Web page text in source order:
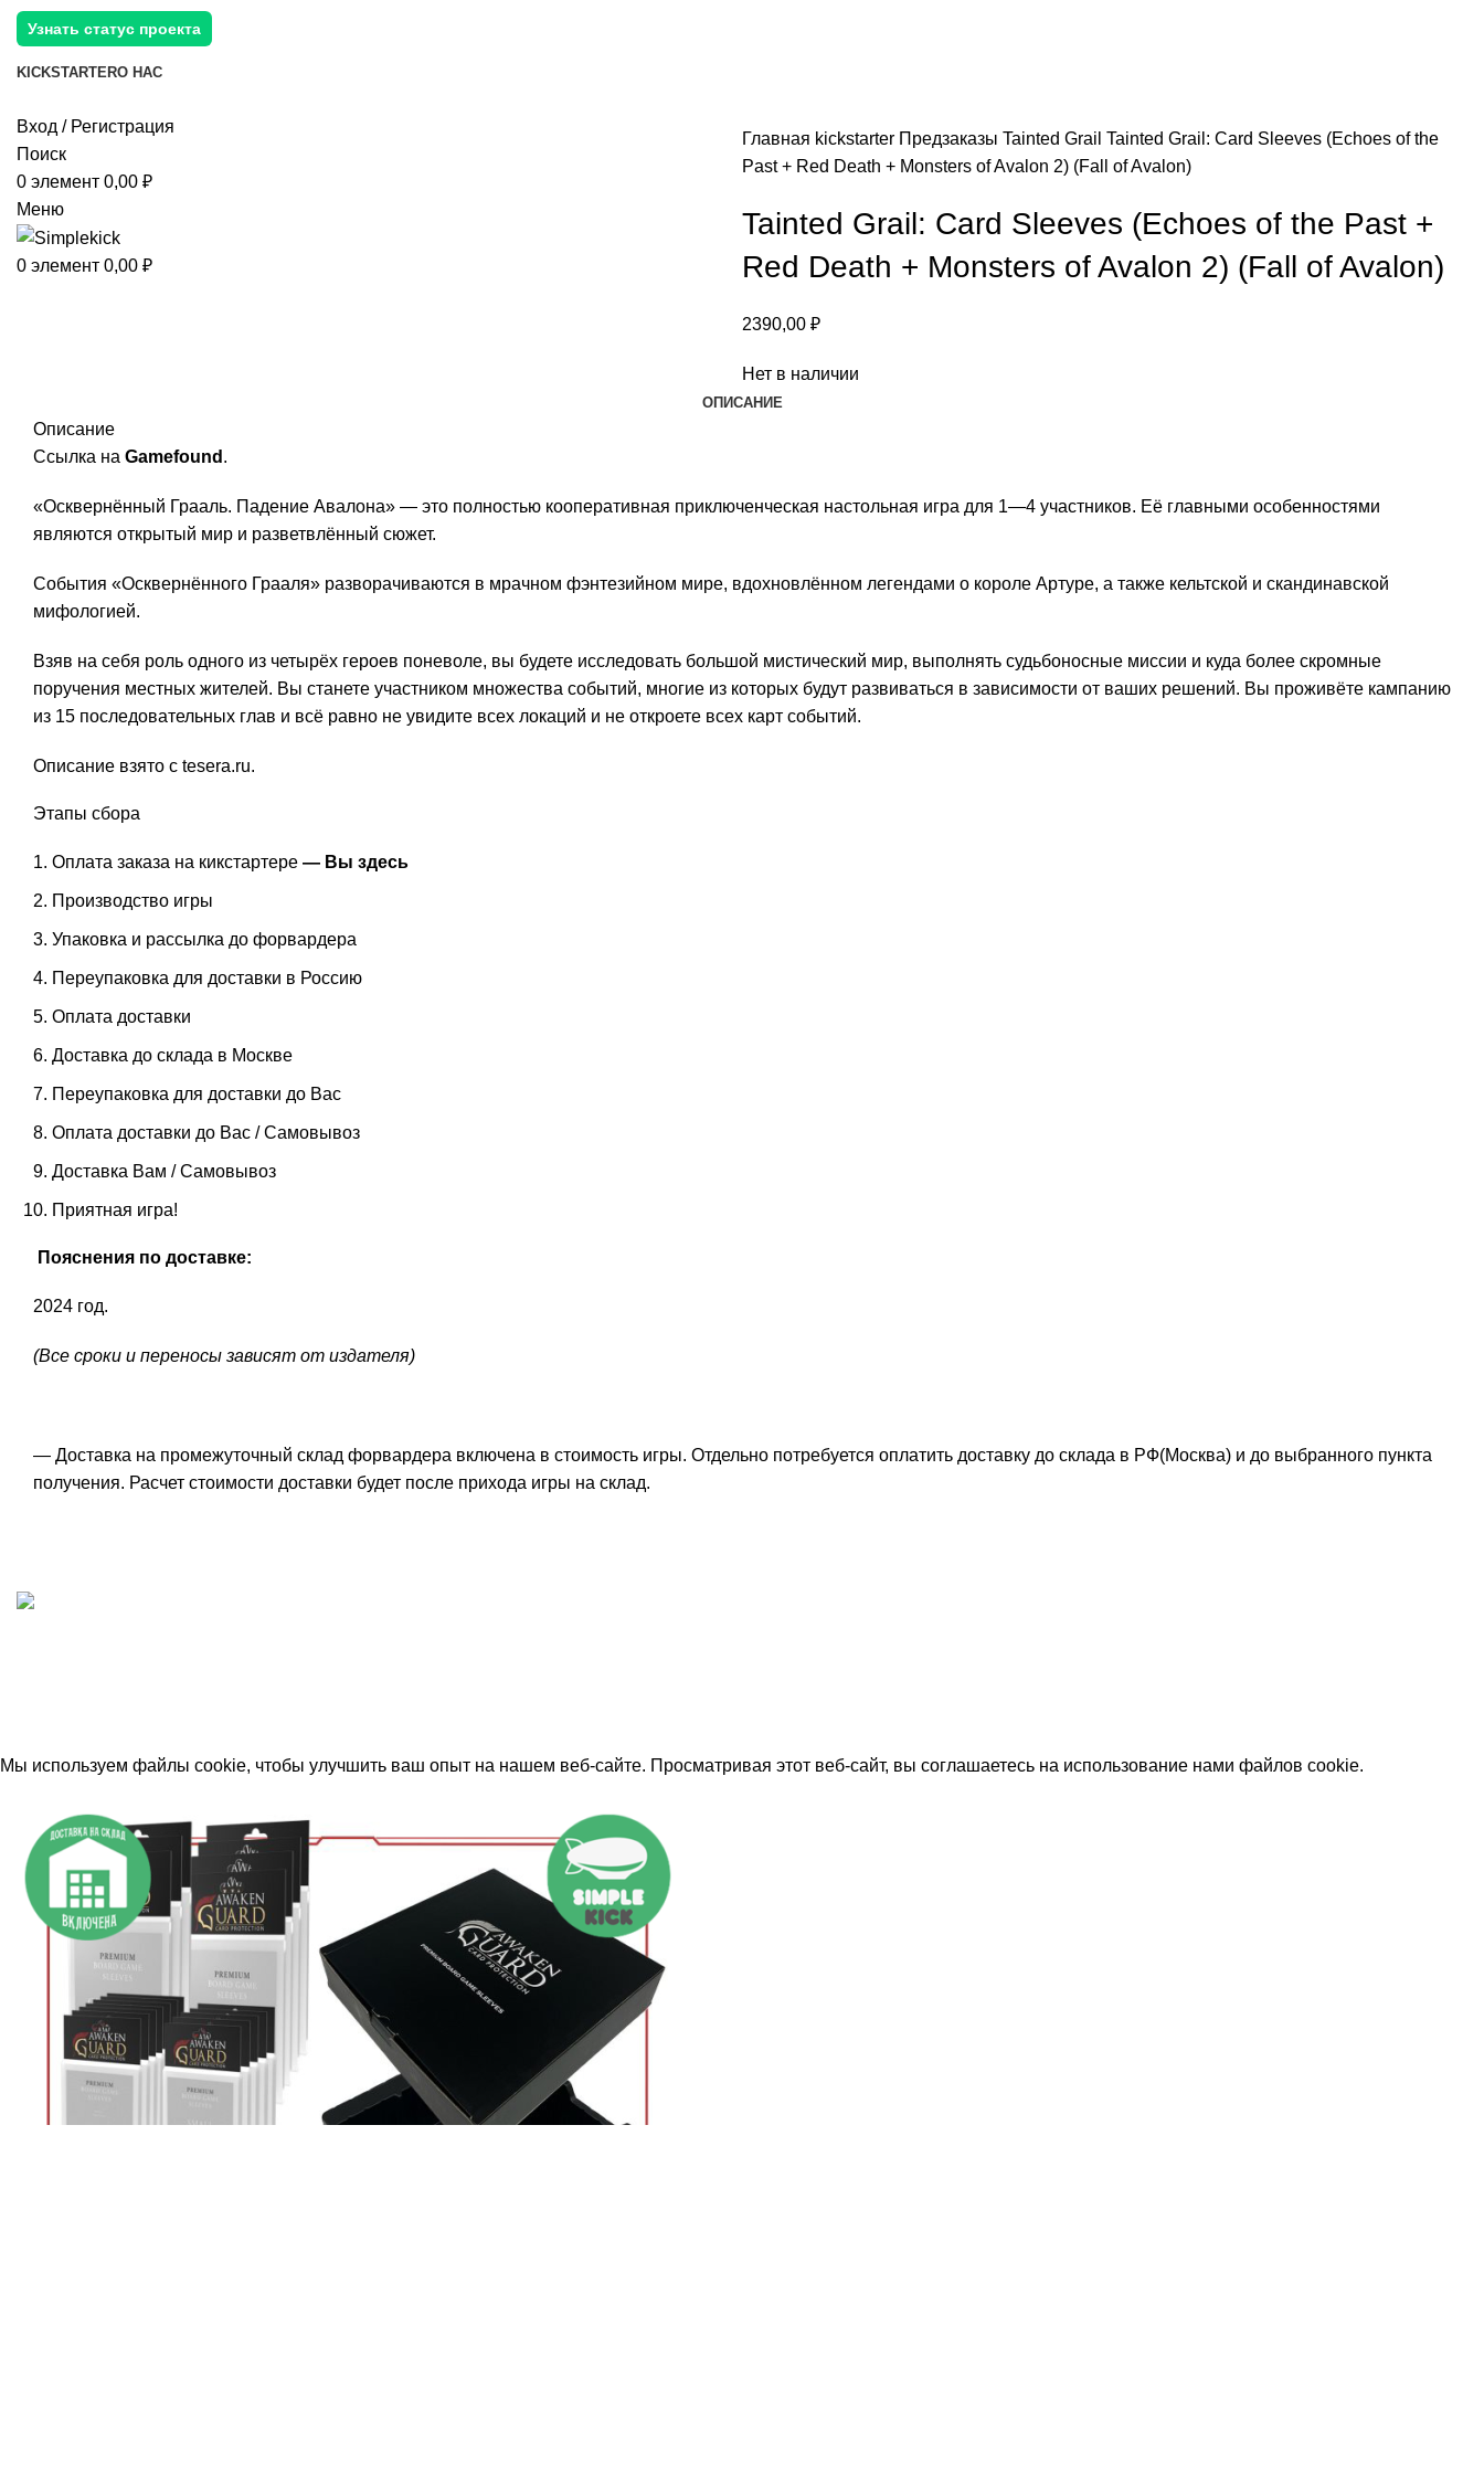
Узнать статус проекта
KICKSTARTERО НАС
Вход / Регистрация
Поиск
0 элемент 0,00 ₽
Меню
0 элемент 0,00 ₽
Главная kickstarter Предзаказы Tainted Grail Tainted Grail: Card Sleeves (Echoes of the
Past + Red Death + Monsters of Avalon 2) (Fall of Avalon)
Tainted Grail: Card Sleeves (Echoes of the Past +
Red Death + Monsters of Avalon 2) (Fall of Avalon)
2390,00 ₽
Нет в наличии
ОПИСАНИЕ
Описание
Ссылка на Gamefound .
«Осквернённый Грааль. Падение Авалона» — это полностью кооперативная приключенческая настольная игра для 1—4 участников. Её главными особенностями
являются открытый мир и разветвлённый сюжет.
События «Осквернённого Грааля» разворачиваются в мрачном фэнтезийном мире, вдохновлённом легендами о короле Артуре, а также кельтской и скандинавской
мифологией.
Взяв на себя роль одного из четырёх героев поневоле, вы будете исследовать большой мистический мир, выполнять судьбоносные миссии и куда более скромные
поручения местных жителей. Вы станете участником множества событий, многие из которых будут развиваться в зависимости от ваших решений. Вы проживёте кампанию
из 15 последовательных глав и всё равно не увидите всех локаций и не откроете всех карт событий.
Описание взято с tesera.ru.
Этапы сбора
Оплата заказа на кикстартере — Вы здесь
Производство игры
Упаковка и рассылка до форвардера
Переупаковка для доставки в Россию
Оплата доставки
Доставка до склада в Москве
Переупаковка для доставки до Вас
Оплата доставки до Вас / Самовывоз
Доставка Вам / Самовывоз
Приятная игра!
Пояснения по доставке:
2024 год.
(Все сроки и переносы зависят от издателя)
— Доставка на промежуточный склад форвардера включена в стоимость игры. Отдельно потребуется оплатить доставку до склада в РФ(Москва) и до выбранного пункта
получения. Расчет стоимости доставки будет после прихода игры на склад.
Мы используем файлы cookie, чтобы улучшить ваш опыт на нашем веб-сайте. Просматривая этот веб-сайт, вы соглашаетесь на использование нами файлов cookie.